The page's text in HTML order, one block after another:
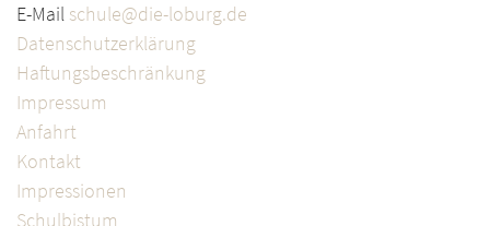
E-Mail schule@die-loburg.de
Datenschutzerklärung
Haftungsbeschränkung
Impressum
Anfahrt
Kontakt
Impressionen
Schulbistum